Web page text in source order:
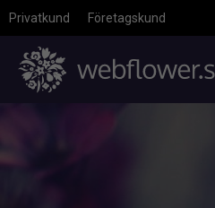
Privatkund Företagskund